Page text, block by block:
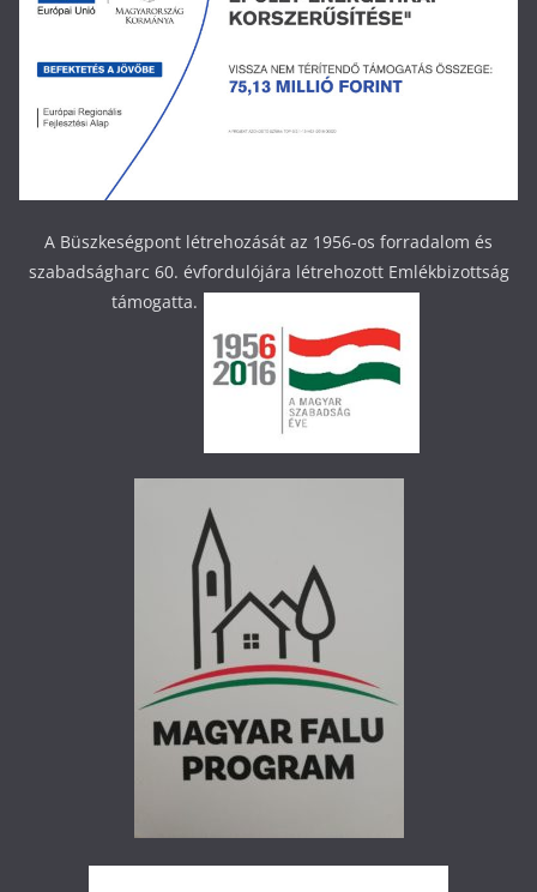
A Büszkeségpont létrehozását az 1956-os forradalom és
szabadságharc 60. évfordulójára létrehozott Emlékbizottság
támogatta.